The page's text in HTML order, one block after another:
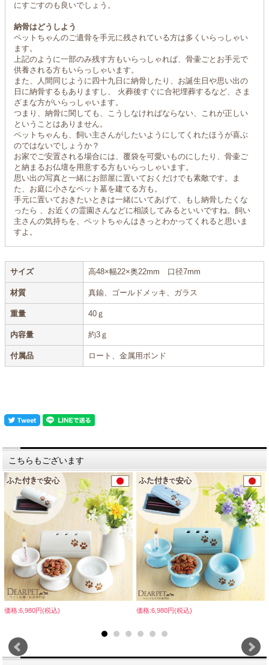
にすごすのも良いでしょう。
納骨はどうしよう
ペットちゃんのご遺骨を手元に残されている方は多くいらっしゃい
ます。
上記のように一部のみ残す方もいらっしゃれば、骨壷ごとお手元で
供養される方もいらっしゃいます。
また、人間同じように四十九日に納骨したり、お誕生日や思い出の
日に納骨するもありますし、 火葬後すぐに合祀埋葬するなど、さま
ざまな方がいらっしゃいます。
つまり、納骨に関しても、こうしなければならない、これが正しい
ということはありません。
ペットちゃんも、飼い主さんがしたいようにしてくれたほうが喜ぶ
のではないでしょうか？
お家でご安置される場合には、覆袋を可愛いものにしたり、骨壷ご
と納まるお仏壇を用意する方もいらっしゃいます。
思い出の写真と一緒にお部屋に置いておくだけでも素敵です。ま
た、お庭に小さなペット墓を建てる方も。
手元に置いておきたいときは一緒にいてあげて、もし納骨したくな
ったら 、お近くの霊園さんなどに相談してみるといいですね。飼い
主さんの気持ちを、ペットちゃんはきっとわかってくれると思いま
すよ。
サイズ 高48×幅22×奥22mm 口径7mm
材質 真鍮、ゴールドメッキ、ガラス
重量 40ｇ
内容量 約3ｇ
付属品 ロート、金属用ボンド
こちらもございます
価格:6,980円(税込) 価格:6,980円(税込)